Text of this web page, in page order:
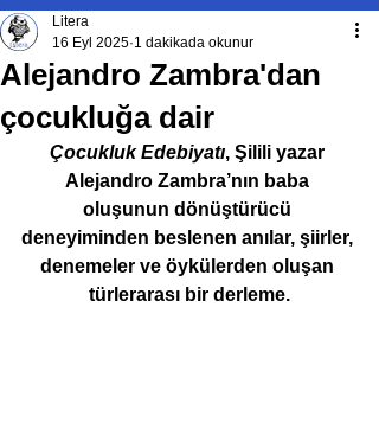
Alejandro Zambra'dan
çocukluğa dair
Litera
16 Eyl 2025 1 dakikada okunur
Çocukluk Edebiyatı, Şilili yazar
Alejandro Zambra’nın baba
oluşunun dönüştürücü
deneyiminden beslenen anılar, şiirler,
denemeler ve öykülerden oluşan
türlerarası bir derleme.